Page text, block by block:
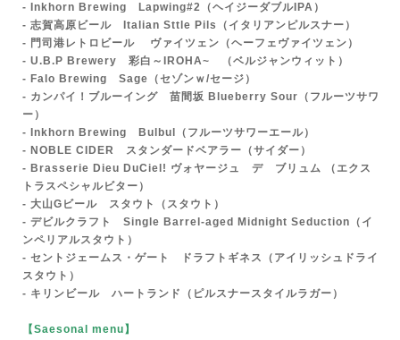
- Inkhorn Brewing Lapwing#2（ヘイジーダブルIPA）
- 志賀高原ビール Italian Sttle Pils（イタリアンピルスナー）
- 門司港レトロビール ヴァイツェン（ヘーフェヴァイツェン）
- U.B.P Brewery 彩白～IROHA~ （ベルジャンウィット）
- Falo Brewing Sage （セゾンｗ/セージ）
- カンパイ！ブルーイング 苗間坂 Blueberry Sour（フルーツサワ
ー）
- Inkhorn Brewing Bulbul（フルーツサワーエール）
- NOBLE CIDER スタンダードベアラー（サイダー）
- Brasserie Dieu DuCiel! ヴォヤージュ デ ブリュム （エクス
トラスペシャルビター）
- 大山Gビール スタウト（スタウト）
- デビルクラフト Single Barrel-aged Midnight Seduction（イ
ンペリアルスタウト）
- セントジェームス・ゲート ドラフトギネス（アイリッシュドライ
スタウト）
- キリンビール ハートランド（ピルスナースタイルラガー）
【Saesonal menu 】